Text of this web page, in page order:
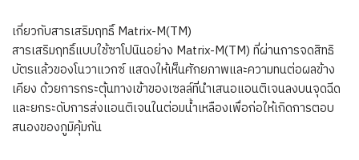
เกี่ยวกับสารเสริมฤทธิ์ Matrix-M(TM)
สารเสริมฤทธิ์แบบใช้ซาโปนินอย่าง Matrix-M(TM) ที่ผ่านการจดสิทธิ
บัตรแล้วของโนวาแวกซ์ แสดงให้เห็นศักยภาพและความทนต่อผลข้าง
เคียง ด้วยการกระตุ้นทางเข้าของเซลล์ที่นำเสนอแอนติเจนลงบนจุดฉีด
และยกระดับการส่งแอนติเจนในต่อมน้ำเหลืองเพื่อก่อให้เกิดการตอบ
สนองของภูมิคุ้มกัน